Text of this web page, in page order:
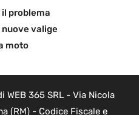
problema
valige
moto
365 SRL - Via Nicola
(RM) - Codice Fiscale e